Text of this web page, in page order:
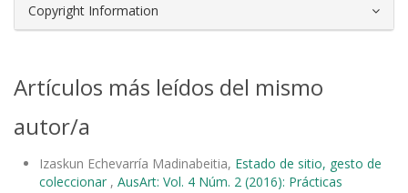
Copyright Information
Artículos más leídos del mismo
autor/a
Izaskun Echevarría Madinabeitia, Estado de sitio, gesto de
coleccionar , AusArt: Vol. 4 Núm. 2 (2016): Prácticas